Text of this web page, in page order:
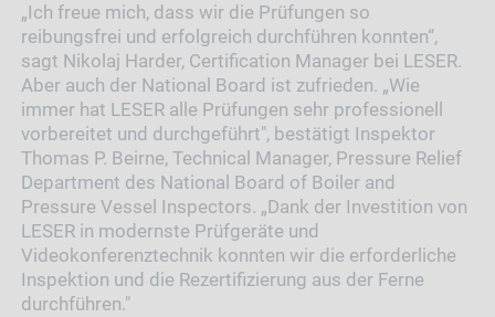
„Ich freue mich, dass wir die Prüfungen so
reibungsfrei und erfolgreich durchführen konnten“,
sagt Nikolaj Harder, Certification Manager bei LESER.
Aber auch der National Board ist zufrieden. „Wie
immer hat LESER alle Prüfungen sehr professionell
vorbereitet und durchgeführt", bestätigt Inspektor
Thomas P. Beirne, Technical Manager, Pressure Relief
Department des National Board of Boiler and
Pressure Vessel Inspectors. „Dank der Investition von
LESER in modernste Prüfgeräte und
Videokonferenztechnik konnten wir die erforderliche
Inspektion und die Rezertifizierung aus der Ferne
durchführen."